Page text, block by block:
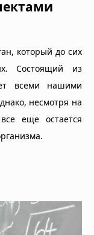
который до сих
Состоящий из
всеми нашими
несмотря на
еще остается